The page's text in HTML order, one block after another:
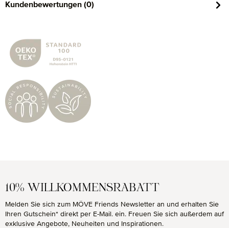
Kundenbewertungen (0)
10% WILLKOMMENSRABATT
Melden Sie sich zum MÖVE Friends Newsletter an und erhalten Sie
Ihren Gutschein* direkt per E-Mail. ein. Freuen Sie sich außerdem auf
exklusive Angebote, Neuheiten und Inspirationen.